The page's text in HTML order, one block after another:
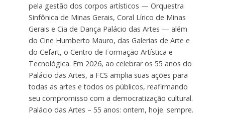
pela gestão dos corpos artísticos — Orquestra
Sinfônica de Minas Gerais, Coral Lírico de Minas
Gerais e Cia de Dança Palácio das Artes — além
do Cine Humberto Mauro, das Galerias de Arte e
do Cefart, o Centro de Formação Artística e
Tecnológica. Em 2026, ao celebrar os 55 anos do
Palácio das Artes, a FCS amplia suas ações para
todas as artes e todos os públicos, reafirmando
seu compromisso com a democratização cultural.
Palácio das Artes – 55 anos: ontem, hoje. sempre.